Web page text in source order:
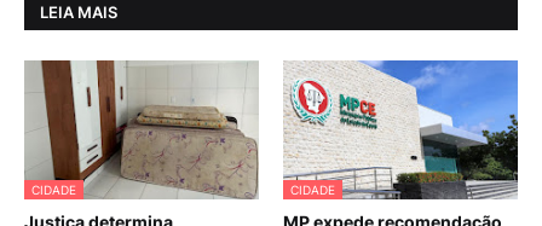
LEIA MAIS
CIDADE CIDADE